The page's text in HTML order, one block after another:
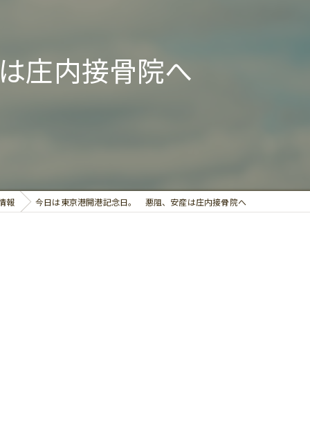
腰痛
庄内接骨院へ
報 今日は東京港開港記念日。 悪阻、安産は庄内接骨院へ